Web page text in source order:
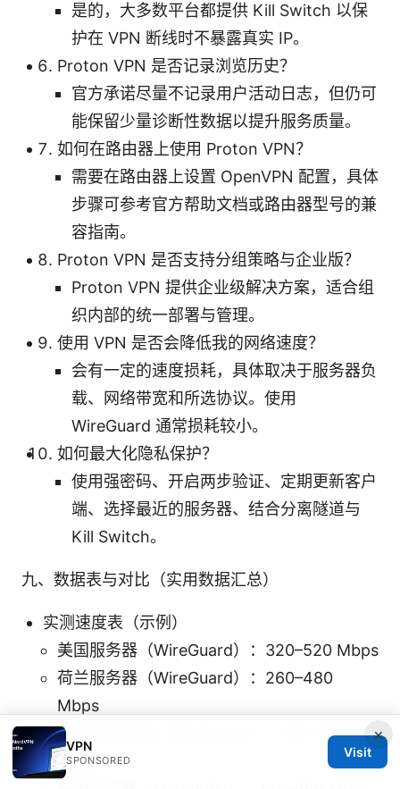
是的，大多数平台都提供 Kill Switch 以保
护在 VPN 断线时不暴露真实 IP。
Proton VPN 是否记录浏览历史？
官方承诺尽量不记录用户活动日志，但仍可
能保留少量诊断性数据以提升服务质量。
如何在路由器上使用 Proton VPN？
需要在路由器上设置 OpenVPN 配置，具体
步骤可参考官方帮助文档或路由器型号的兼
容指南。
Proton VPN 是否支持分组策略与企业版？
Proton VPN 提供企业级解决方案，适合组
织内部的统一部署与管理。
使用 VPN 是否会降低我的网络速度？
会有一定的速度损耗，具体取决于服务器负
载、网络带宽和所选协议。使用
WireGuard 通常损耗较小。
如何最大化隐私保护？
使用强密码、开启两步验证、定期更新客户
端、选择最近的服务器、结合分离隧道与
Kill Switch。
九、数据表与对比（实用数据汇总）
实测速度表（示例）
美国服务器（WireGuard）：320–520 Mbps
荷兰服务器（WireGuard）：260–480
Mbps
新加坡服务器（WireGuard）：180–350
Mbps
×
VPN
SPONSORED
Visit